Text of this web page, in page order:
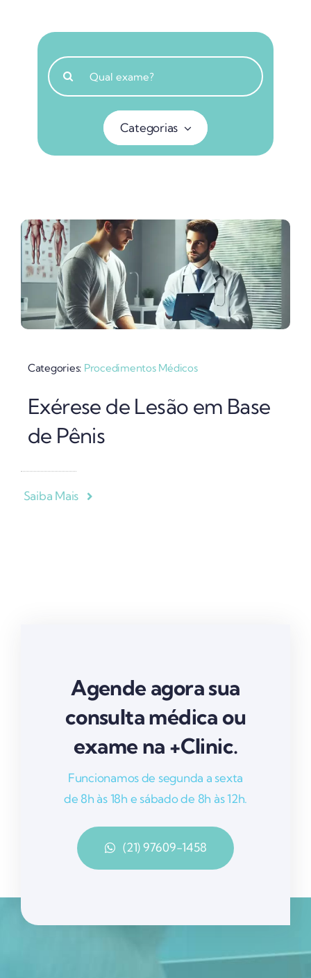
Buscar
resultados
Categorias
Categories: Procedimentos Médicos
Exérese de Lesão em Base
de Pênis
Saiba Mais
Agende agora sua
consulta médica ou
exame na +Clinic.
Funcionamos de segunda a sexta
de 8h às 18h e sábado de 8h às 12h.
(21) 97609-1458